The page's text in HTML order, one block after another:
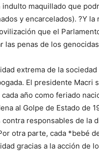
maquillado que
y encarcelados). ?Y la
que el
penas de los
extrema de la
El presidente Macri
año como feriado
al Golpe de Estado de
responsables de la
otra parte, cada *bebé
gracias a la acción de